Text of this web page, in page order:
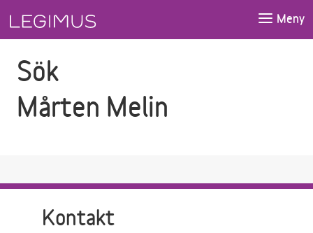
Meny
Sök
Mårten Melin
Kontakt